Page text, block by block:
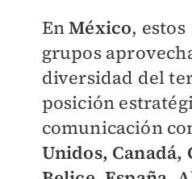
EnMéxico, estos
grupos
diversidad del
posición
comunicación
Unidos, Canadá,